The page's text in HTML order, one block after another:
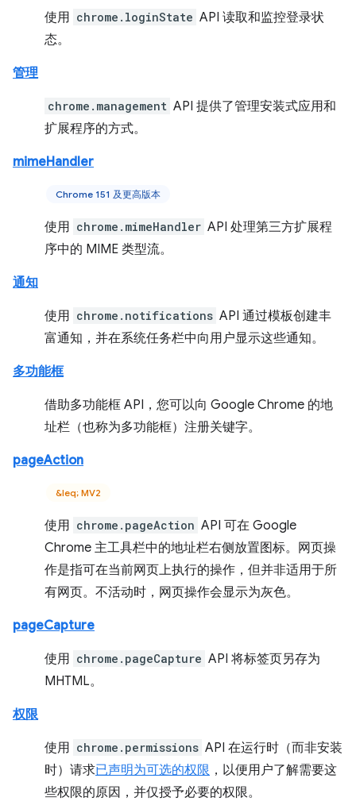
使用 chrome.loginState API 读取和监控登录状
态。
管理
chrome.management API 提供了管理安装式应用和
扩展程序的方式。
mimeHandler
Chrome 151 及更高版本
使用 chrome.mimeHandler API 处理第三方扩展程
序中的 MIME 类型流。
通知
使用 chrome.notifications API 通过模板创建丰
富通知，并在系统任务栏中向用户显示这些通知。
多功能框
借助多功能框 API，您可以向 Google Chrome 的地
址栏（也称为多功能框）注册关键字。
pageAction
&leq; MV2
使用 chrome.pageAction API 可在 Google
Chrome 主工具栏中的地址栏右侧放置图标。网页操
作是指可在当前网页上执行的操作，但并非适用于所
有网页。不活动时，网页操作会显示为灰色。
pageCapture
使用 chrome.pageCapture API 将标签页另存为
MHTML。
权限
使用 chrome.permissions API 在运行时（而非安装
时）请求已声明为可选的权限 ，以便用户了解需要这
些权限的原因，并仅授予必要的权限。